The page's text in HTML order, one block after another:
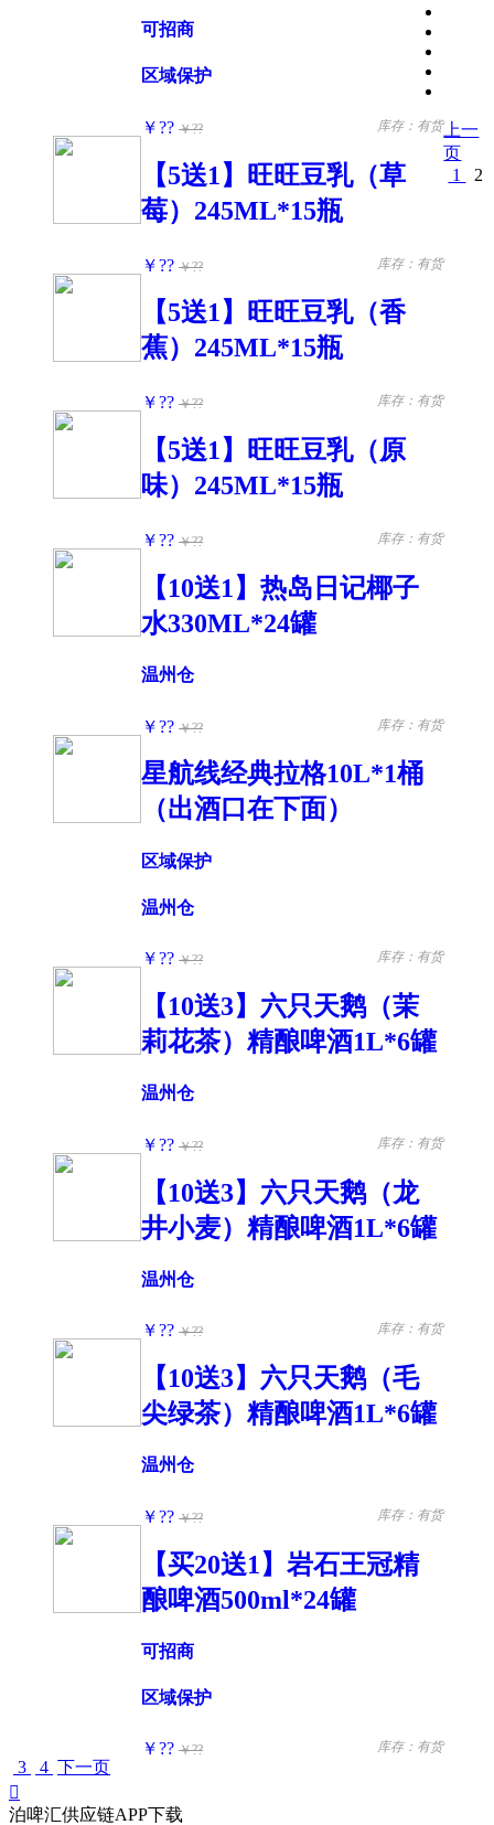
可招商
区域保护
￥?? ￥?? 库存：有货
【5送1】旺旺豆乳（草
莓）245ML*15瓶
￥?? ￥?? 库存：有货
【5送1】旺旺豆乳（香
蕉）245ML*15瓶
￥?? ￥?? 库存：有货
【5送1】旺旺豆乳（原
味）245ML*15瓶
￥?? ￥?? 库存：有货
【10送1】热岛日记椰子
水330ML*24罐
温州仓
￥?? ￥?? 库存：有货
星航线经典拉格10L*1桶
（出酒口在下面）
区域保护
温州仓
￥?? ￥?? 库存：有货
【10送3】六只天鹅（茉
莉花茶）精酿啤酒1L*6罐
温州仓
￥?? ￥?? 库存：有货
【10送3】六只天鹅（龙
井小麦）精酿啤酒1L*6罐
温州仓
￥?? ￥?? 库存：有货
【10送3】六只天鹅（毛
尖绿茶）精酿啤酒1L*6罐
温州仓
￥?? ￥?? 库存：有货
【买20送1】岩石王冠精
酿啤酒500ml*24罐
可招商
区域保护
￥?? ￥?? 库存：有货
上一
页
1
2
3 4 下一页

泊啤汇供应链APP下载